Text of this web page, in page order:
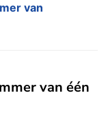
van
van één